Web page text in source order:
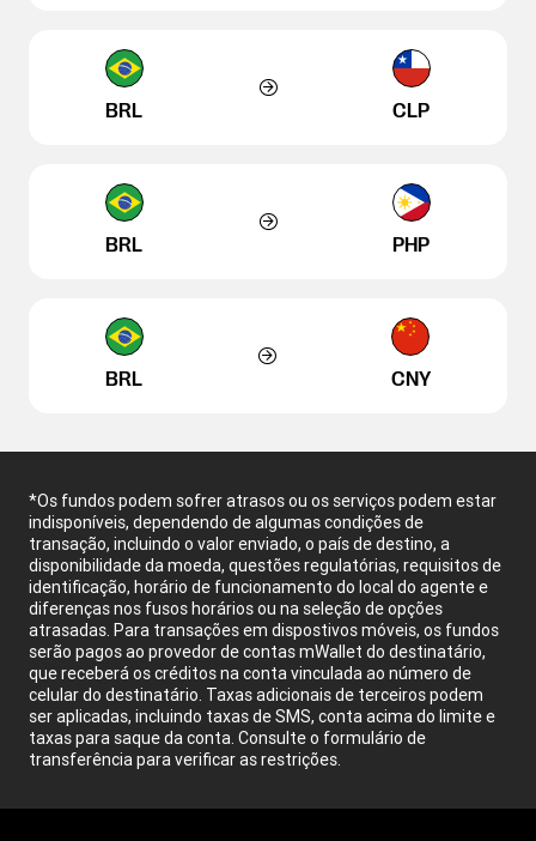
BRL CLP
BRL PHP
BRL CNY
*Os fundos podem sofrer atrasos ou os serviços podem estar
indisponíveis, dependendo de algumas condições de
transação, incluindo o valor enviado, o país de destino, a
disponibilidade da moeda, questões regulatórias, requisitos de
identificação, horário de funcionamento do local do agente e
diferenças nos fusos horários ou na seleção de opções
atrasadas. Para transações em dispostivos móveis, os fundos
serão pagos ao provedor de contas mWallet do destinatário,
que receberá os créditos na conta vinculada ao número de
celular do destinatário. Taxas adicionais de terceiros podem
ser aplicadas, incluindo taxas de SMS, conta acima do limite e
taxas para saque da conta. Consulte o formulário de
transferência para verificar as restrições.